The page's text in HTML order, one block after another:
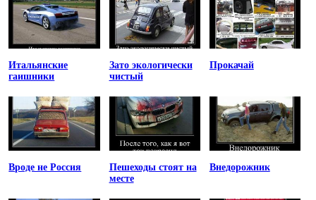
Итальянские
гаишники
Зато экологически
чистый
Прокачай
Вроде не Россия
Пешеходы стоят на
месте
Внедорожник